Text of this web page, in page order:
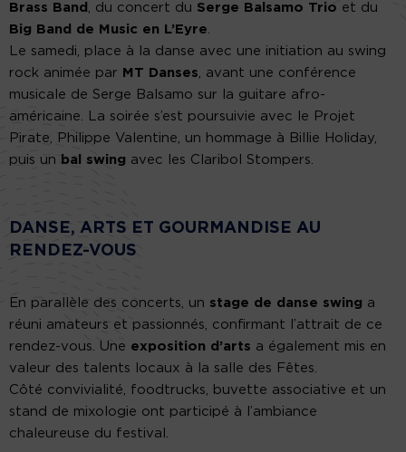
Brass Band
, du concert du Serge Balsamo Trio et du
Big Band de Music en L’Eyre
Le samedi, place à la danse avec une initiation au swing
rock animée par MT Danses , avant une conférence
musicale de Serge Balsamo sur la guitare afro-
américaine. La soirée s’est poursuivie avec le Projet
Pirate, Philippe Valentine, un hommage à Billie Holiday,
puis un bal swing avec les Claribol Stompers.
DANSE, ARTS ET GOURMANDISE AU
RENDEZ-VOUS
En parallèle des concerts, un stage de danse swing a
réuni amateurs et passionnés, confirmant l’attrait de ce
rendez-vous. Une exposition d’arts a également mis en
valeur des talents locaux à la salle des Fêtes.
Côté convivialité, foodtrucks, buvette associative et un
stand de mixologie ont participé à l’ambiance
chaleureuse du festival.